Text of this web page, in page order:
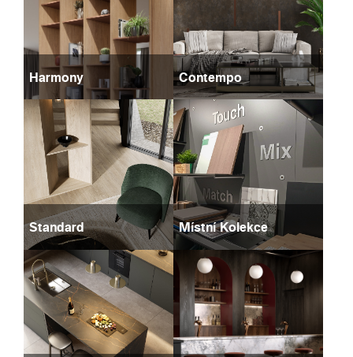
Harmony Contempo
Standard Místní Kolekce